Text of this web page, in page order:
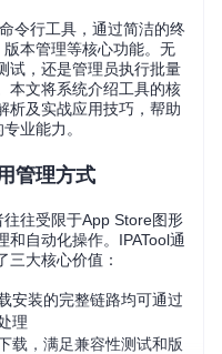
令行工具，通过简洁的终
本管理等核心功能。无
试，还是管理员执行批量
本文将系统介绍工具的核
析及实战应用技巧，帮助
业能力。
管理方式
往受限于App Store图形
自动化操作。IPATool通
三大核心价值：
安装的完整链路均可通过
理
载，满足兼容性测试和版